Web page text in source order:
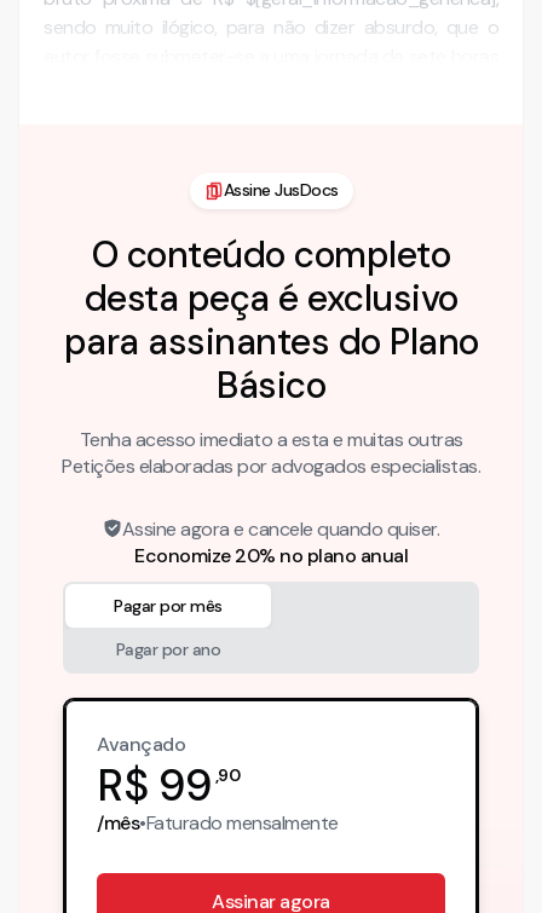
sendo muito ilógico, para não dizer absurdo, que o
Assine JusDocs
O conteúdo completo
desta peça é exclusivo
para assinantes do Plano
Básico
Tenha acesso imediato a esta e muitas outras
Petições elaboradas por advogados especialistas.
Assine agora e cancele quando quiser.
Economize 20% no plano anual
Pagar por mês
Pagar por ano
Avançado
R$ 99 ,90
/mês•Faturadomensalmente
Assinar agora